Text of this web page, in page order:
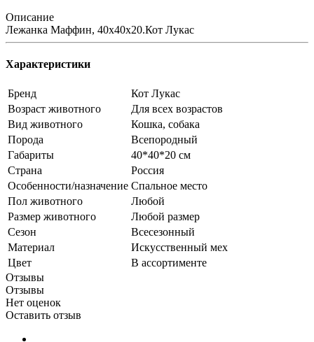
Описание
Лежанка Маффин, 40х40х20.Кот Лукас
Характеристики
Бренд
Кот Лукас
Возраст животного
Для всех возрастов
Вид животного
Кошка, собака
Порода
Всепородный
Габариты
40*40*20 см
Страна
Россия
Особенности/назначение Спальное место
Пол животного
Любой
Размер животного
Любой размер
Сезон
Всесезонный
Материал
Искусственный мех
Цвет
В ассортименте
Отзывы
Отзывы
Нет оценок
Оставить отзыв